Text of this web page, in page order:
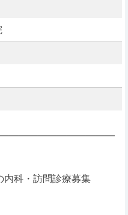
内科・訪問診療募集